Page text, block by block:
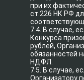
при их
ст.226 НК РФ
7.4. В случае,
Конкурса
рублей,
обязанностей
НДФЛ.
7.5. В случае,
Организатору